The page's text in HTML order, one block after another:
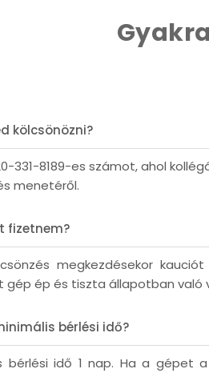
kölcsönözni?
331-8189-es számot, ahol
menetéről.
fizetnem?
megkezdésekor
gép ép és tiszta állapotban való
bérlési idő?
bérlési idő 1 nap. Ha a gépet